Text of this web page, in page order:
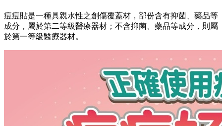
痘痘貼是一種具親水性之創傷覆蓋材，部份含有抑菌、藥品等
成分，屬於第二等級醫療器材；不含抑菌、藥品等成分，則屬
於第一等級醫療器材。